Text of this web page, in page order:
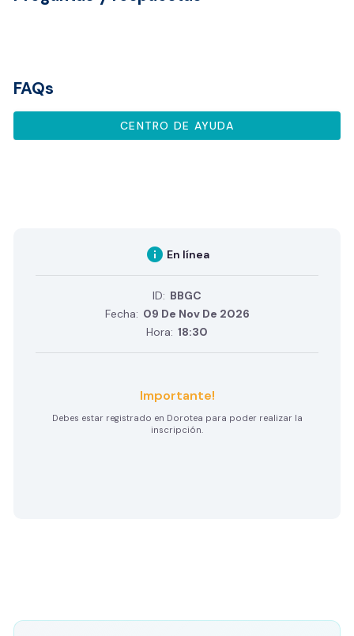
FAQs
CENTRO DE AYUDA
info En línea
ID: BBGC
Fecha: 09 De Nov De 2026
Hora: 18:30
Importante!
Debes estar registrado en Dorotea para poder realizar la
inscripción.